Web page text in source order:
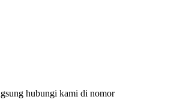
hubungi kami di nomor